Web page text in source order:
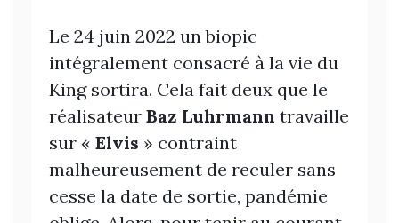
Le 24 juin 2022 un biopic
intégralement consacré à la vie du
King sortira. Cela fait deux que le
réalisateur Baz Luhrmann travaille
sur « Elvis » contraint
malheureusement de reculer sans
cesse la date de sortie, pandémie